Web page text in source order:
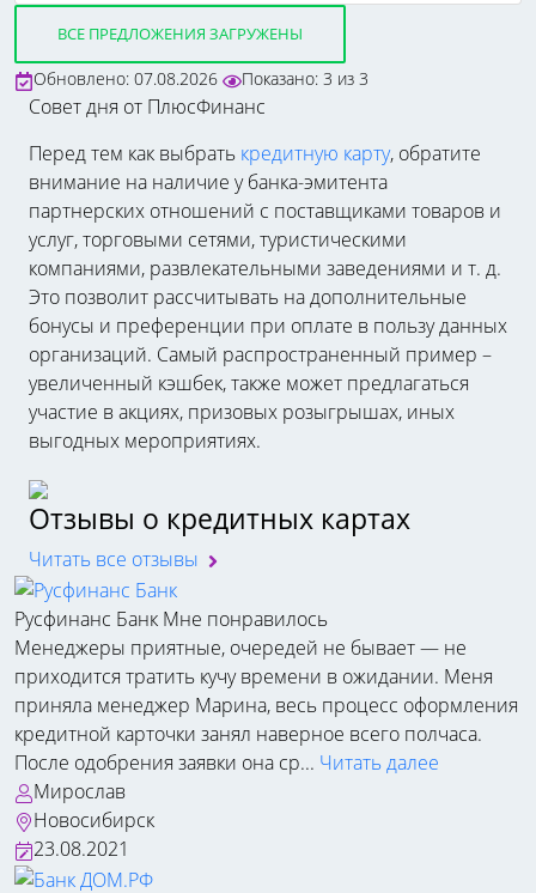
ВСЕ ПРЕДЛОЖЕНИЯ ЗАГРУЖЕНЫ
Обновлено: 07.08.2026 Показано: 3 из 3
Совет дня от ПлюсФинанс
Перед тем как выбрать кредитную карту, обратите
внимание на наличие у банка-эмитента
партнерских отношений с поставщиками товаров и
услуг, торговыми сетями, туристическими
компаниями, развлекательными заведениями и т. д.
Это позволит рассчитывать на дополнительные
бонусы и преференции при оплате в пользу данных
организаций. Самый распространенный пример –
увеличенный кэшбек, также может предлагаться
участие в акциях, призовых розыгрышах, иных
выгодных мероприятиях.
Отзывы о кредитных картах
Читать все отзывы
Русфинанс Банк Мне понравилось
Менеджеры приятные, очередей не бывает — не
приходится тратить кучу времени в ожидании. Меня
приняла менеджер Марина, весь процесс оформления
кредитной карточки занял наверное всего полчаса.
После одобрения заявки она ср... Читать далее
Мирослав
Новосибирск
23.08.2021